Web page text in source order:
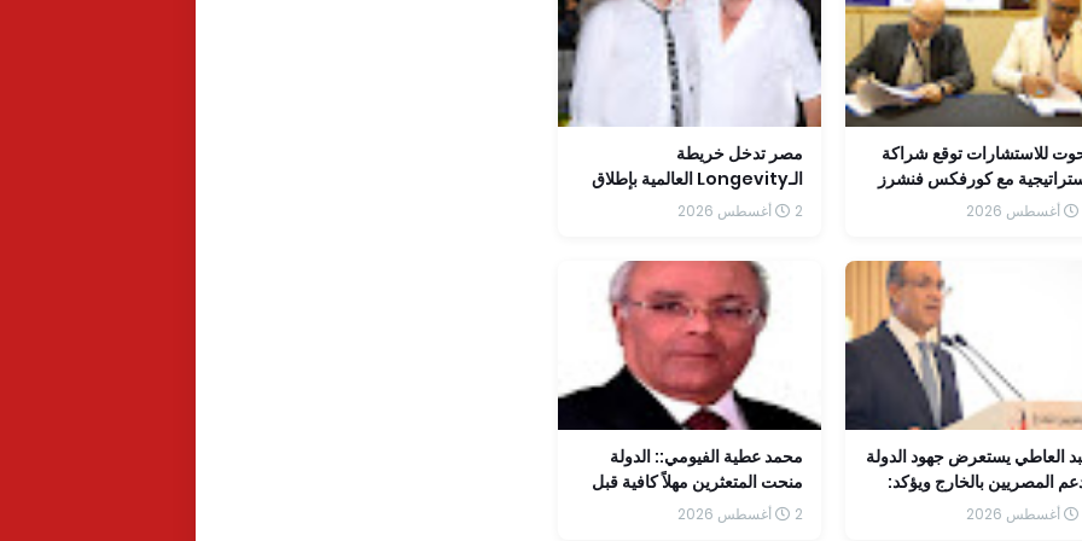
للاستشارات توقع شراكة
مع كورفكس فنشرز
الشركات من سد فجوة
مصر تدخل خريطة
الـLongevity العالمية بإطلاق
الصحي
2 أغسطس 2026
العاطي يستعرض جهود الدولة
المصريين بالخارج ويؤكد:
الخدمات القنصلية أولوية
محمد عطية الفيومي:: الدولة
منحت المتعثرين مهلاً كافية قبل
اتخاذ إجراءات السحب.
2 أغسطس 2026